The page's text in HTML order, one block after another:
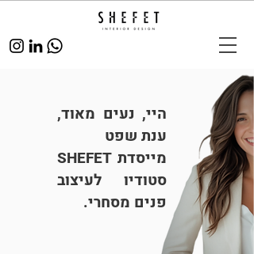
היי, נעים מאוד,
ענת שפט
מייסדת SHEFET
סטודיו לעיצוב
פנים מסחרי.